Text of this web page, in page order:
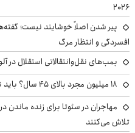
۲۰۲۶
پیر شدن اصلاً خوشایند نیست؛
افسردگی و انتظار مرگ
بمب‌های نقل‌وانتقالاتی استقلال در
۱۸ میلیون مجرد بالای ۴۵ سال؟ باید نشانه‌های بحران اجتماعی را جدی گرفت
مهاجران در سئوتا برای زنده
تلاش می‌کنند